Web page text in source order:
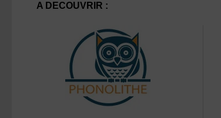
A DECOUVRIR :